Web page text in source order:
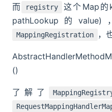
而 registry
这个Map
pathLookup的value)
MappingRegistration ，
()
了解了